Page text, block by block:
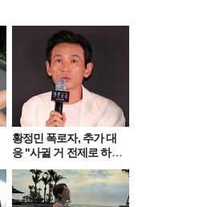
황정민 폭로자, 추가 대
응 "사귈 거 전제로 하
고…"